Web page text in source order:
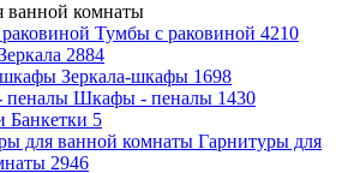
ванной комнаты
Тумбы с раковиной 4210
2884
Зеркала-шкафы 1698
Шкафы - пеналы 1430
Банкетки 5
Гарнитуры для
2946